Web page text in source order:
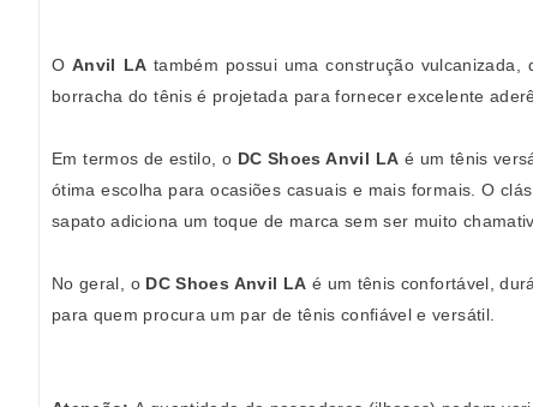
OAnvil LA também possui uma construção
borracha do tênis é projetada para fornecer excelente
Em termos de estilo, o DC Shoes Anvil LA é um tênis
ótima escolha para ocasiões casuais e mais formais. O
sapato adiciona um toque de marca sem ser muito
No geral, o DC Shoes Anvil LA é um tênis confortável,
para quem procura um par de tênis confiável e versátil.